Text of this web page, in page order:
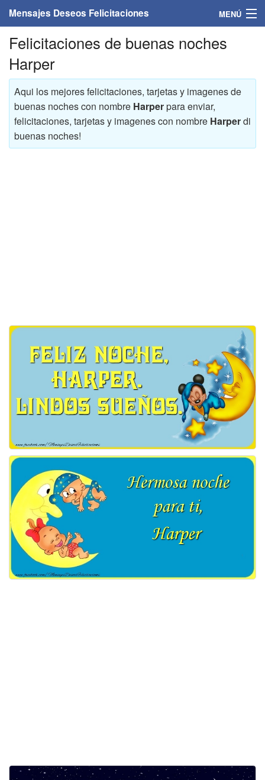
Mensajes Deseos Felicitaciones MENÚ
Home
Mensajes
Felicitaciones
Felicitaciones con nombres
Entrar
Felicitaciones de buenas noches
Harper
Aqui los mejores felicitaciones, tarjetas y imagenes de
buenas noches con nombre Harperpara enviar,
felicitaciones, tarjetas y imagenes con nombre Harperdi
buenas noches!